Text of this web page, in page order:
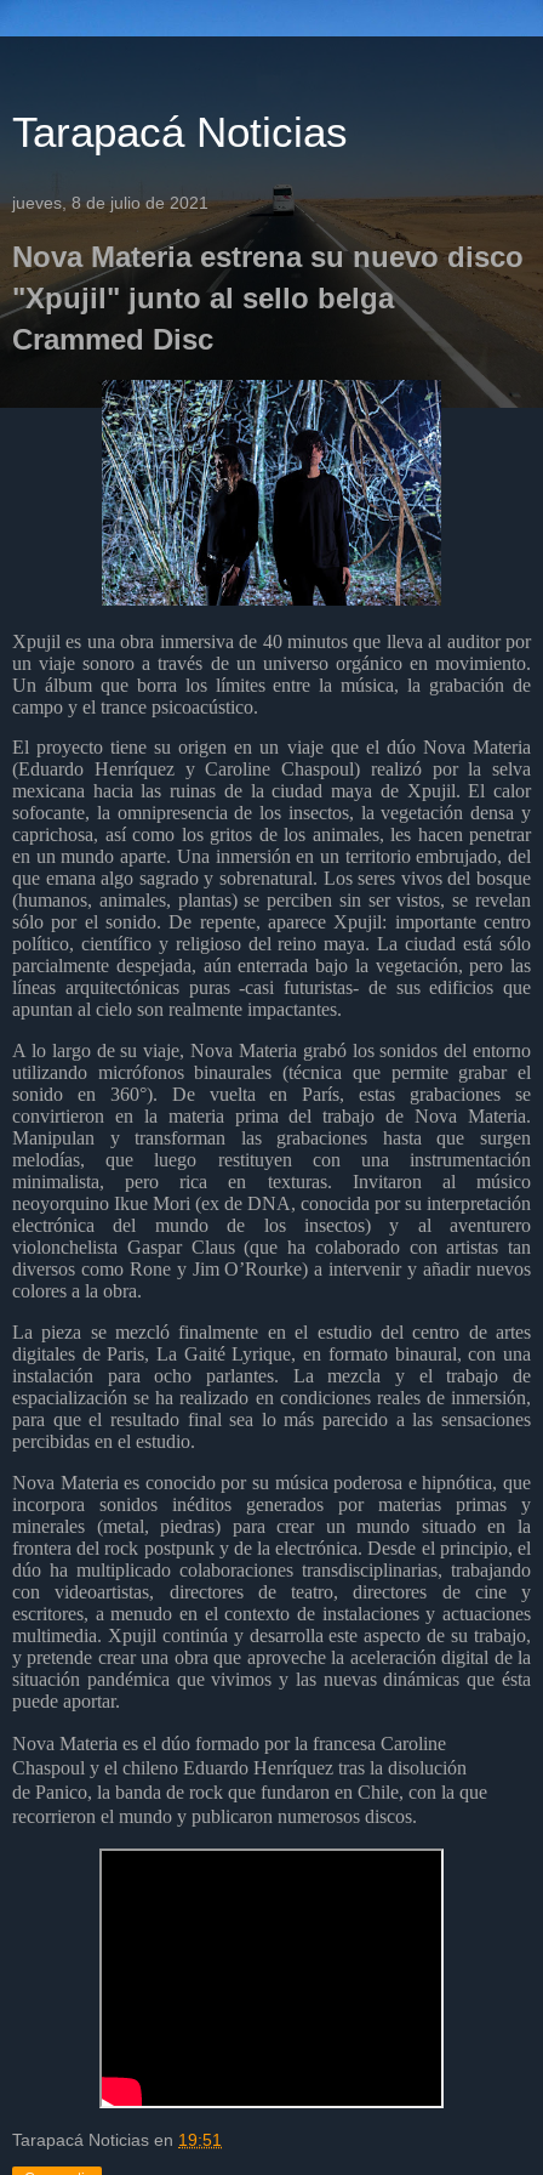
Tarapacá Noticias
jueves, 8 de julio de 2021
Nova Materia estrena su nuevo disco
"Xpujil" junto al sello belga
Crammed Disc
Xpujil es una obra inmersiva de 40 minutos que lleva al auditor por
un viaje sonoro a través de un universo orgánico en movimiento.
Un álbum que borra los límites entre la música, la grabación de
campo y el trance psicoacústico.
El proyecto tiene su origen en un viaje que el dúo Nova Materia
(Eduardo Henríquez y Caroline Chaspoul) realizó por la selva
mexicana hacia las ruinas de la ciudad maya de Xpujil. El calor
sofocante, la omnipresencia de los insectos, la vegetación densa y
caprichosa, así como los gritos de los animales, les hacen penetrar
en un mundo aparte. Una inmersión en un territorio embrujado, del
que emana algo sagrado y sobrenatural. Los seres vivos del bosque
(humanos, animales, plantas) se perciben sin ser vistos, se revelan
sólo por el sonido. De repente, aparece Xpujil: importante centro
político, científico y religioso del reino maya. La ciudad está sólo
parcialmente despejada, aún enterrada bajo la vegetación, pero las
líneas arquitectónicas puras -casi futuristas- de sus edificios que
apuntan al cielo son realmente impactantes.
A lo largo de su viaje, Nova Materia grabó los sonidos del entorno
utilizando micrófonos binaurales (técnica que permite grabar el
sonido en 360°). De vuelta en París, estas grabaciones se
convirtieron en la materia prima del trabajo de Nova Materia.
Manipulan y transforman las grabaciones hasta que surgen
melodías, que luego restituyen con una instrumentación
minimalista, pero rica en texturas. Invitaron al músico
neoyorquino Ikue Mori (ex de DNA, conocida por su interpretación
electrónica del mundo de los insectos) y al aventurero
violonchelista Gaspar Claus (que ha colaborado con artistas tan
diversos como Rone y Jim O’Rourke) a intervenir y añadir nuevos
colores a la obra.
La pieza se mezcló finalmente en el estudio del centro de artes
digitales de Paris, La Gaité Lyrique, en formato binaural, con una
instalación para ocho parlantes. La mezcla y el trabajo de
espacialización se ha realizado en condiciones reales de inmersión,
para que el resultado final sea lo más parecido a las sensaciones
percibidas en el estudio.
Nova Materia es conocido por su música poderosa e hipnótica, que
incorpora sonidos inéditos generados por materias primas y
minerales (metal, piedras) para crear un mundo situado en la
frontera del rock postpunk y de la electrónica. Desde el principio, el
dúo ha multiplicado colaboraciones transdisciplinarias, trabajando
con videoartistas, directores de teatro, directores de cine y
escritores, a menudo en el contexto de instalaciones y actuaciones
multimedia. Xpujil continúa y desarrolla este aspecto de su trabajo,
y pretende crear una obra que aproveche la aceleración digital de la
situación pandémica que vivimos y las nuevas dinámicas que ésta
puede aportar.
Nova Materia es el dúo formado por la francesa Caroline
Chaspoul y el chileno Eduardo Henríquez tras la disolución
de Panico, la banda de rock que fundaron en Chile, con la que
recorrieron el mundo y publicaron numerosos discos.
Tarapacá Noticias en 19:51